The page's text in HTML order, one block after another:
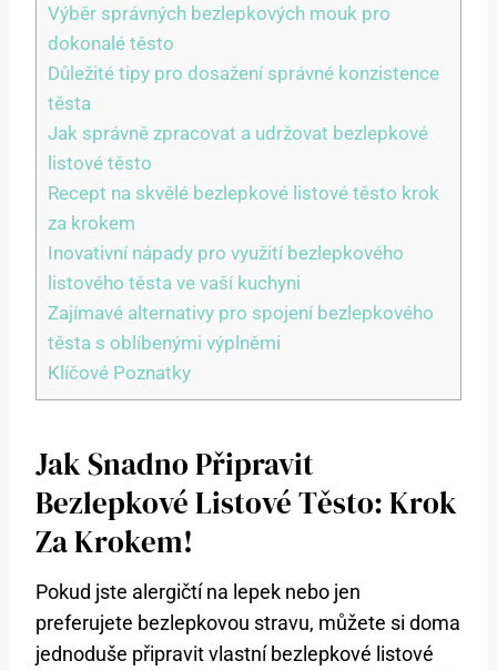
Výběr správných bezlepkových mouk pro
dokonalé těsto
Důležité tipy pro dosažení správné konzistence
těsta
Jak správně zpracovat a udržovat bezlepkové
listové těsto
Recept na skvělé bezlepkové listové těsto krok
za krokem
Inovativní nápady pro využití bezlepkového
listového těsta ve vaší kuchyni
Zajímavé alternativy pro spojení bezlepkového
těsta s oblíbenými výplněmi
Klíčové Poznatky
Jak Snadno Připravit
Bezlepkové Listové Těsto: Krok
Za Krokem!
Pokud jste alergičtí na lepek nebo jen
preferujete bezlepkovou stravu, můžete si doma
jednoduše připravit vlastní bezlepkové listové